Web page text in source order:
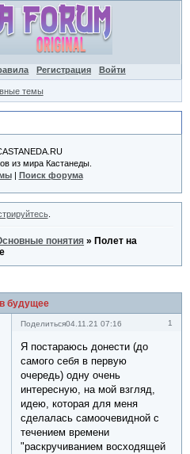
Регистрация Войти
темы
из мира Кастанеды.
| Поиск форума
.
понятия » Полет на
будущее
Поделиться 1
04.11.21 07:16
Я постараюсь донести (до
самого себя в первую
очередь) одну очень
интересную, на мой взгляд,
идею, которая для меня
сделалась самоочевидной с
течением времени
"раскручиванием восходящей